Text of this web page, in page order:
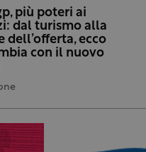
più poteri ai
dal turismo alla
dell’offerta, ecco
con il nuovo